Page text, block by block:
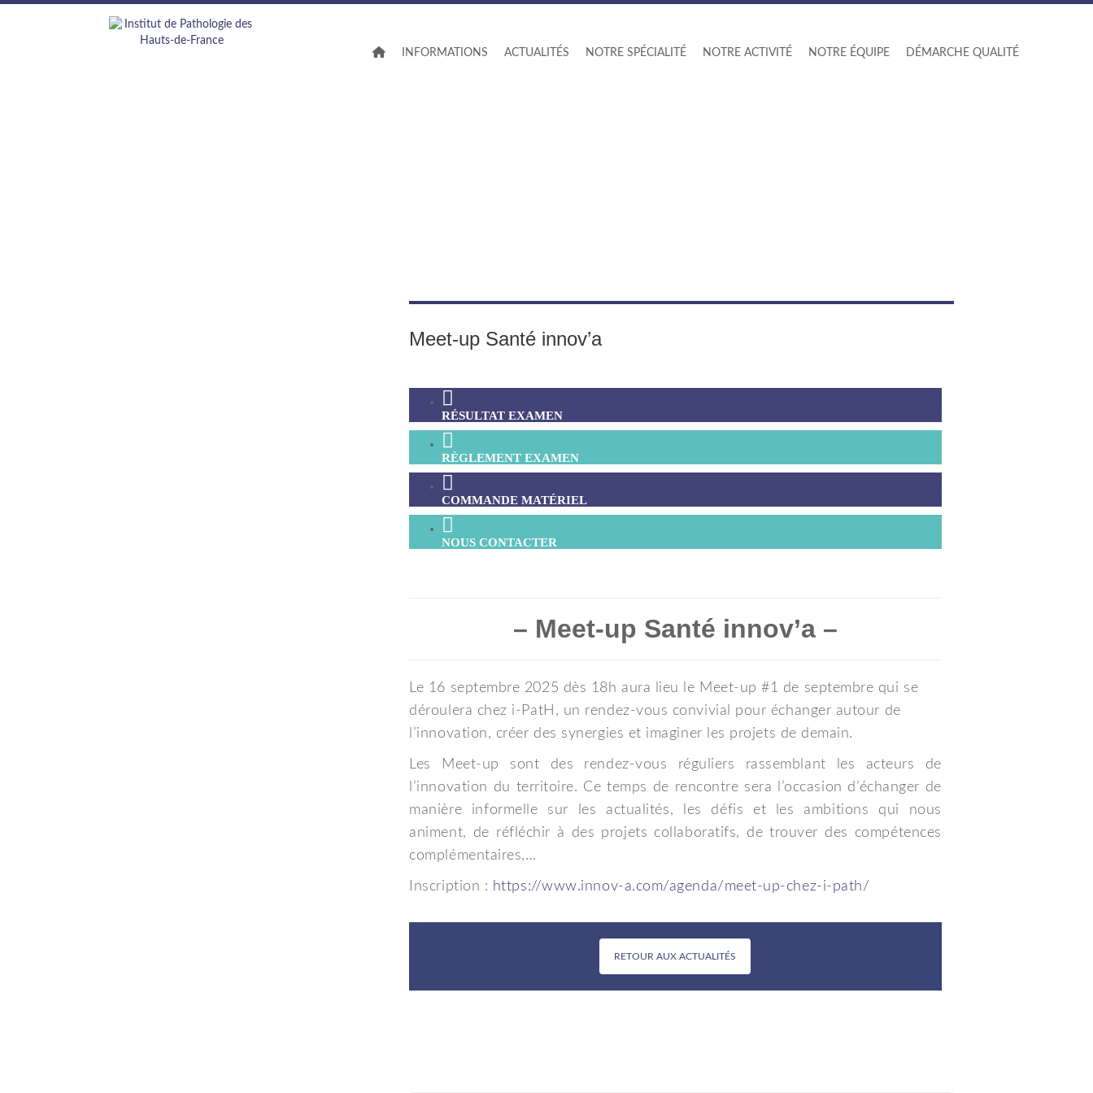
INFORMATIONS ACTUALITÉS NOTRE SPÉCIALITÉ NOTRE ACTIVITÉ NOTRE ÉQUIPE DÉMARCHE QUALITÉ
Meet-up Santé innov’a
RÉSULTAT EXAMEN
RÈGLEMENT EXAMEN
COMMANDE MATÉRIEL
NOUS CONTACTER
– Meet-up Santé innov’a –
Le 16 septembre 2025 dès 18h aura lieu le Meet-up #1 de septembre qui se
déroulera chez i-PatH, un rendez-vous convivial pour échanger autour de
l’innovation, créer des synergies et imaginer les projets de demain.
Les Meet-up sont des rendez-vous réguliers rassemblant les acteurs de
l’innovation du territoire. Ce temps de rencontre sera l’occasion d’échanger de
manière informelle sur les actualités, les défis et les ambitions qui nous
animent, de réfléchir à des projets collaboratifs, de trouver des compétences
complémentaires,…
Inscription : https://www.innov-a.com/agenda/meet-up-chez-i-path/
RETOUR AUX ACTUALITÉS